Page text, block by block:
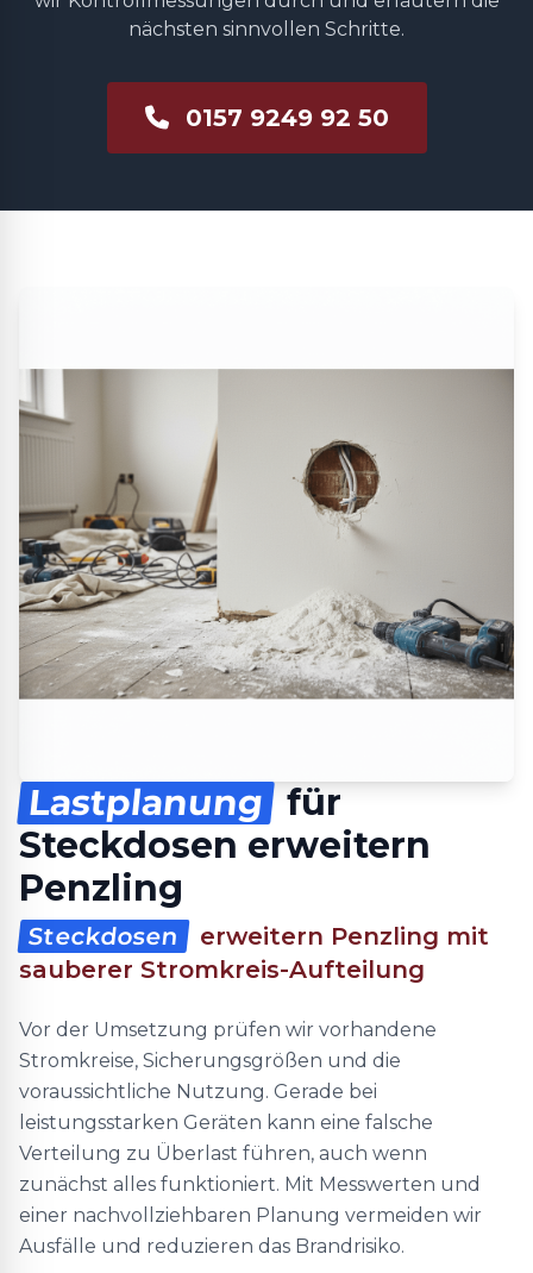
nächsten sinnvollen Schritte.
0157 9249 92 50
Lastplanung für
Steckdosen erweitern
Penzling
Steckdosen
erweitern Penzling mit
sauberer Stromkreis-Aufteilung
Vor der Umsetzung prüfen wir vorhandene
Stromkreise, Sicherungsgrößen und die
voraussichtliche Nutzung. Gerade bei
leistungsstarken Geräten kann eine falsche
Verteilung zu Überlast führen, auch wenn
zunächst alles funktioniert. Mit Messwerten und
einer nachvollziehbaren Planung vermeiden wir
Ausfälle und reduzieren das Brandrisiko.